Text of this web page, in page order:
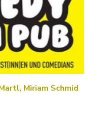
Miriam Schmid